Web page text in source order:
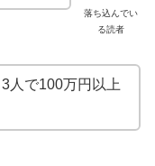
落ち込んでい
る読者
人で100万円以上